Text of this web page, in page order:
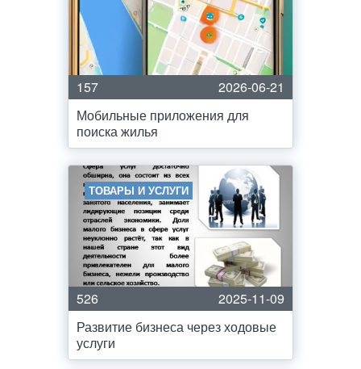
157
2026-06-21
Мобильные приложения для
поиска жилья
ТОВАРЫ И УСЛУГИ
526
2025-11-09
Развитие бизнеса через ходовые
услуги